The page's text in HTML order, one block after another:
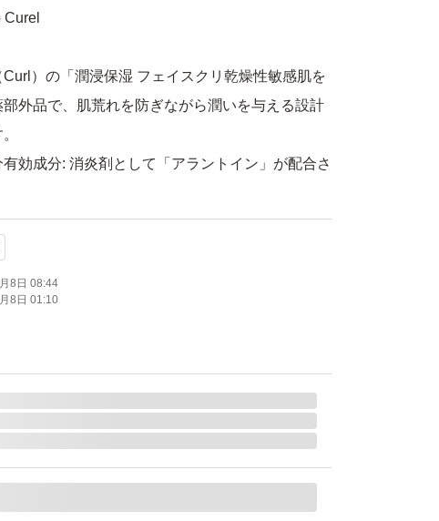
）の「潤浸保湿 フェイスクリ乾燥性敏感肌を
外品で、肌荒れを防ぎながら潤いを与える設計
効成分: 消炎剤として「アラントイン」が配合さ
を防ぐ効果が期待できます。
い成分である「セラミド機能成分（ヘキサデシロ
シエチルヘキサデカナミド）」と「ユーカリエキ
バリア機能をサポートします。使用感: 「とても
イプですが、ふわっと軽い使い心地でベタつき
8日 08:44
8日 01:10